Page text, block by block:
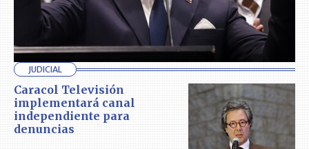
JUDICIAL
Caracol Televisión
implementará canal
independiente para
denuncias